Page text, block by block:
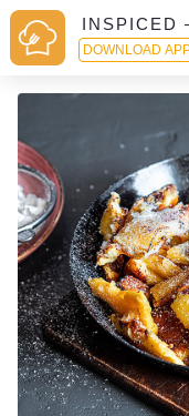
INSPICED
DOWNLOAD